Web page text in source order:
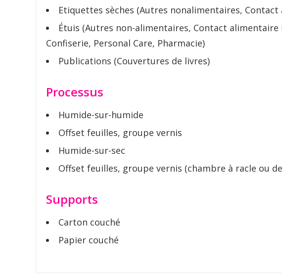
Etiquettes sèches (Autres nonalimentaires,
Étuis (Autres non-alimentaires, Contact
Confiserie, Personal Care, Pharmacie)
Publications (Couvertures de livres)
Processus
Humide-sur-humide
Offset feuilles, groupe vernis
Humide-sur-sec
Offset feuilles, groupe vernis (chambre à racle ou
Supports
Carton couché
Papier couché